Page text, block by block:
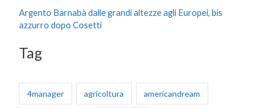
Argento Barnabà dalle grandi altezze agli Europei, bis
azzurro dopo Cosetti
Tag
4manager agricoltura americandream